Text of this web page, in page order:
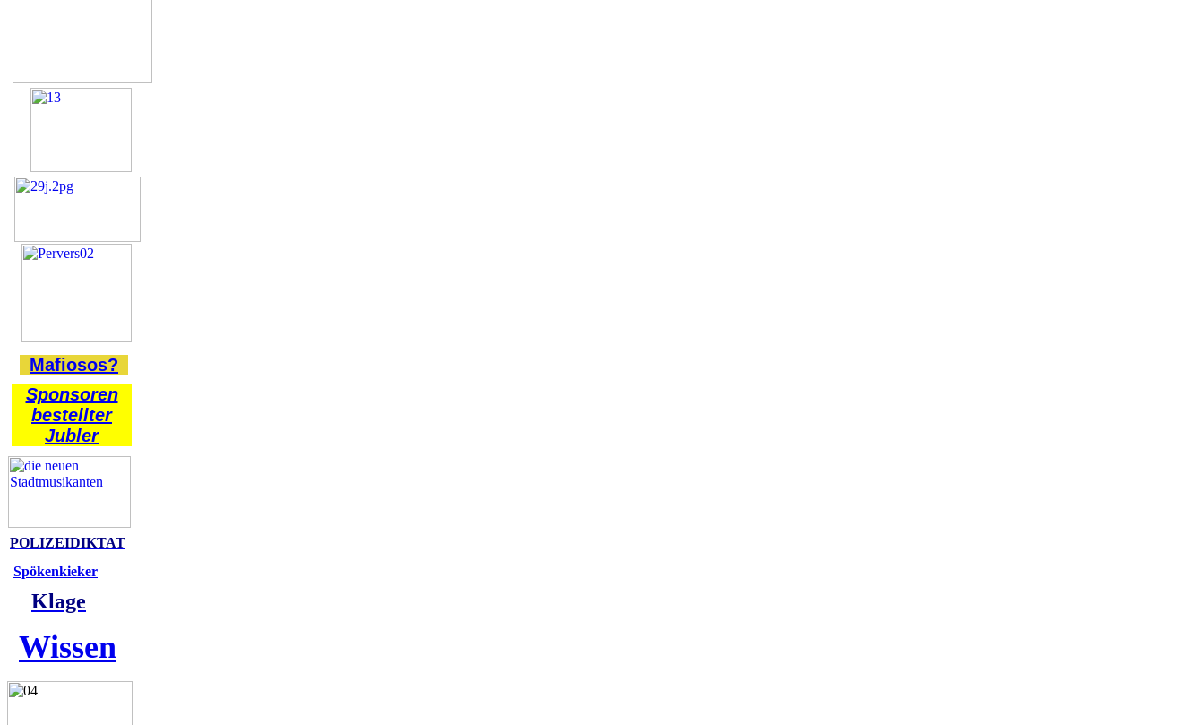
Mafiosos?
Sponsoren
bestellter
Jubler
POLIZEIDIKTAT
Spökenkieker
Klage
Wissen